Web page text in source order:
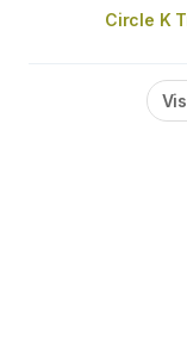
Circle K